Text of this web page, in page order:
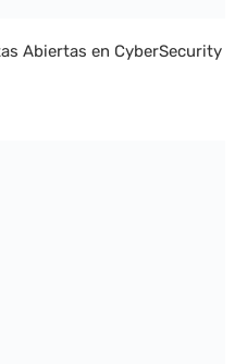
Abiertas en CyberSecurity